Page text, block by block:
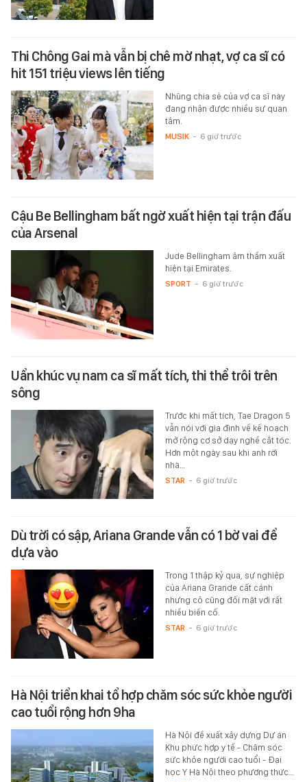
Thi Chông Gai mà vẫn bị chê mờ nhạt, vợ ca sĩ có
hit 151 triệu views lên tiếng
Nhũng chia sẻ của vợ ca sĩ này
đang nhận được nhiều sự quan
tâm.
MUSIK - 6 giờ trước
Cậu Be Bellingham bất ngờ xuất hiện tại trận đấu
của Arsenal
Jude Bellingham âm thầm xuất
hiện tại Emirates.
SPORT - 6 giờ trước
Uẩn khúc vụ nam ca sĩ mất tích, thi thể trôi trên
sông
Trước khi mất tích, Tae Dragon 5
vẫn nói với gia đình về kế hoạch
mở rộng cơ sở dạy nghề cắt tóc.
Hơn một ngày sau khi anh rời
nhà…
STAR - 6 giờ trước
Dù trời có sập, Ariana Grande vẫn có 1 bờ vai để
dựa vào
Trong 1 thập kỷ qua, sự nghiệp
của Ariana Grande cất cánh
nhưng cô cũng đối mặt với rất
nhiều biến cố.
STAR - 6 giờ trước
Hà Nội triển khai tổ hợp chăm sóc sức khỏe người
cao tuổi rộng hơn 9ha
Hà Nội đề xuất xây dựng Dự án
Khu phức hợp y tế - Chăm sóc
sức khỏe người cao tuổi - Đại
học Y Hà Nội theo phương thức…